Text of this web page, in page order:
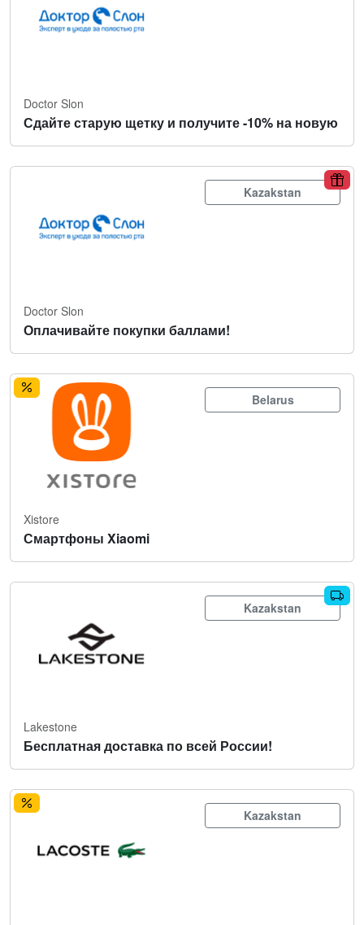
Doctor Slon
Сдайте старую щетку и получите -10% на новую
Kazakstan
Doctor Slon
Оплачивайте покупки баллами!
Belarus
Xistore
Смартфоны Xiaomi
Kazakstan
Lakestone
Бесплатная доставка по всей России!
Kazakstan